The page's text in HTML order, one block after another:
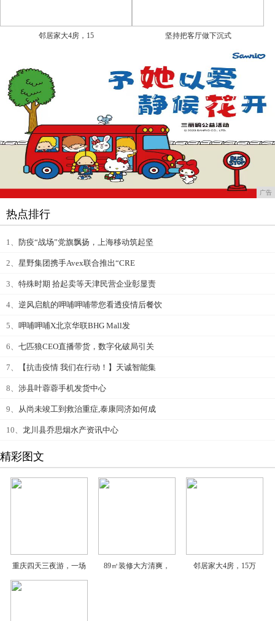
邻居家大4房，15 坚持把客厅做下沉式
广告
热点排行
1、 防疫“战场”党旗飘扬，上海移动筑起坚
2、 星野集团携手Avex联合推出“CRE
3、 特殊时期 拾起卖等天津民营企业彰显责
4、 逆风启航的呷哺呷哺带您看透疫情后餐饮
5、 呷哺呷哺X北京华联BHG Mall发
6、 七匹狼CEO直播带货，数字化破局引关
7、 【抗击疫情 我们在行动！】天诚智能集
8、 涉县叶蓉蓉手机发货中心
9、 从尚未竣工到救治重症,泰康同济如何成
10、 龙川县乔思烟水产资讯中心
精彩图文
重庆四天三夜游，一场 89㎡装修大方清爽， 邻居家大4房，15万